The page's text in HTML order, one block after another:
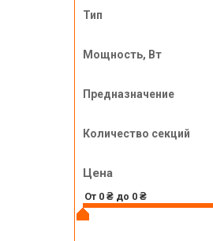
Тип
Мощность, Вт
Предназначение
Количество секций
Цена